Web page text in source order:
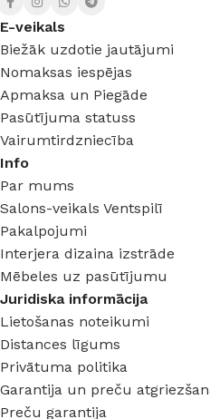
E-veikals
Biežāk uzdotie jautājumi
Nomaksas iespējas
Apmaksa un Piegāde
Pasūtījuma statuss
Vairumtirdzniecība
Info
Par mums
Salons-veikals Ventspilī
Pakalpojumi
Interjera dizaina izstrāde
Mēbeles uz pasūtījumu
Juridiska informācija
Lietošanas noteikumi
Distances līgums
Privātuma politika
Garantija un preču
Preču garantija